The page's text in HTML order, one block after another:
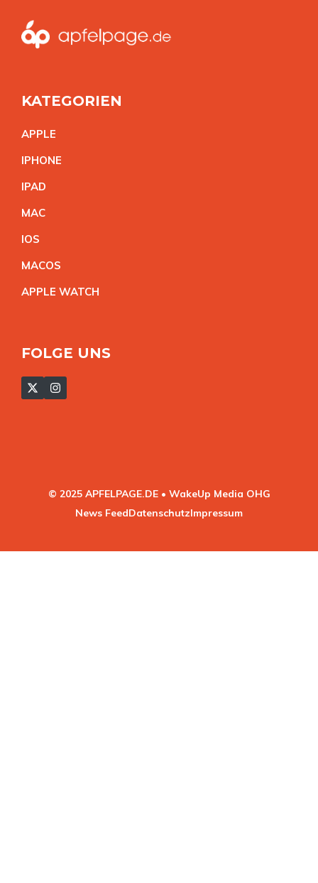
KATEGORIEN
APPLE
IPHONE
IPAD
MAC
IOS
MACOS
APPLE WATCH
FOLGE UNS
© 2025 APFELPAGE.DE • WakeUp Media OHG
News FeedDatenschutzImpressum